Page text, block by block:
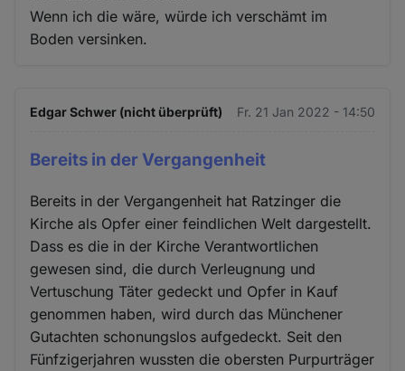
Wenn ich die wäre, würde ich verschämt im
Boden versinken.
Edgar Schwer (nicht überprüft) Fr. 21 Jan 2022 - 14:50
Bereits in der Vergangenheit
Bereits in der Vergangenheit hat Ratzinger die
Kirche als Opfer einer feindlichen Welt dargestellt.
Dass es die in der Kirche Verantwortlichen
gewesen sind, die durch Verleugnung und
Vertuschung Täter gedeckt und Opfer in Kauf
genommen haben, wird durch das Münchener
Gutachten schonungslos aufgedeckt. Seit den
Fünfzigerjahren wussten die obersten Purpurträger